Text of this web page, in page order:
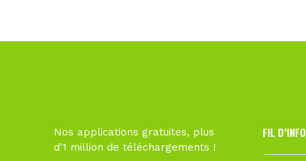
Nos applications gratuites, plus
d'1 million de téléchargements !
FIL D’INFO